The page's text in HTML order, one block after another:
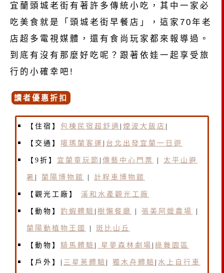
宜蘭頭城老街有著許多傳統小吃，其中一家必
吃美食就是「頭城老街早餐店」，這家70年老
店超多電視媒體，還有食尚玩家都來報導過。
到底有沒有那麼好吃呢？跟著依娃一起享受旅
行的小確幸吧!
讀者優惠折扣
【住宿】 包棟民宿超舒適 煙波大飯店
【交通】 噶瑪蘭客運 台北出發宜蘭一日遊
【9折】 宜蘭童玩節 傳藝中 心門票 太平山避
暑 蘭陽博物館 計程車博物館
【觀光工廠】 溪和水產觀光工廠
【動物】 釣蝦體驗 樹懶餐廳 張美阿嬤農場
蘭陽動植物王國 斑比山丘
【動物】 騎馬體驗 星夢森林劇場 綠舞園區
【戶外】| 三星蔥體驗 獨木舟體驗 水上自行車